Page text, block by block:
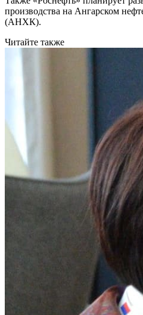
производства на Ангарском
(АНХК).
Читайте также